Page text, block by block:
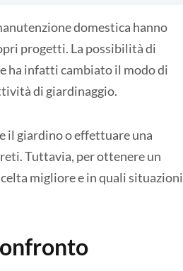
domestica hanno
progetti. La possibilità di
ha infatti cambiato il modo di
di giardinaggio.
il giardino o effettuare una
Tuttavia, per ottenere un
migliore e in quali situazioni